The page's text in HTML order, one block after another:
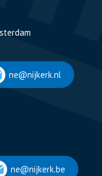
ne@nijkerk.nl
ne@nijkerk.be